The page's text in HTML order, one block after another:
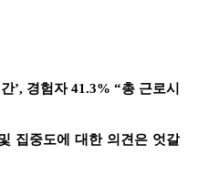
’, 경험자 41.3% “총 근로시
집중도에 대한 의견은 엇갈